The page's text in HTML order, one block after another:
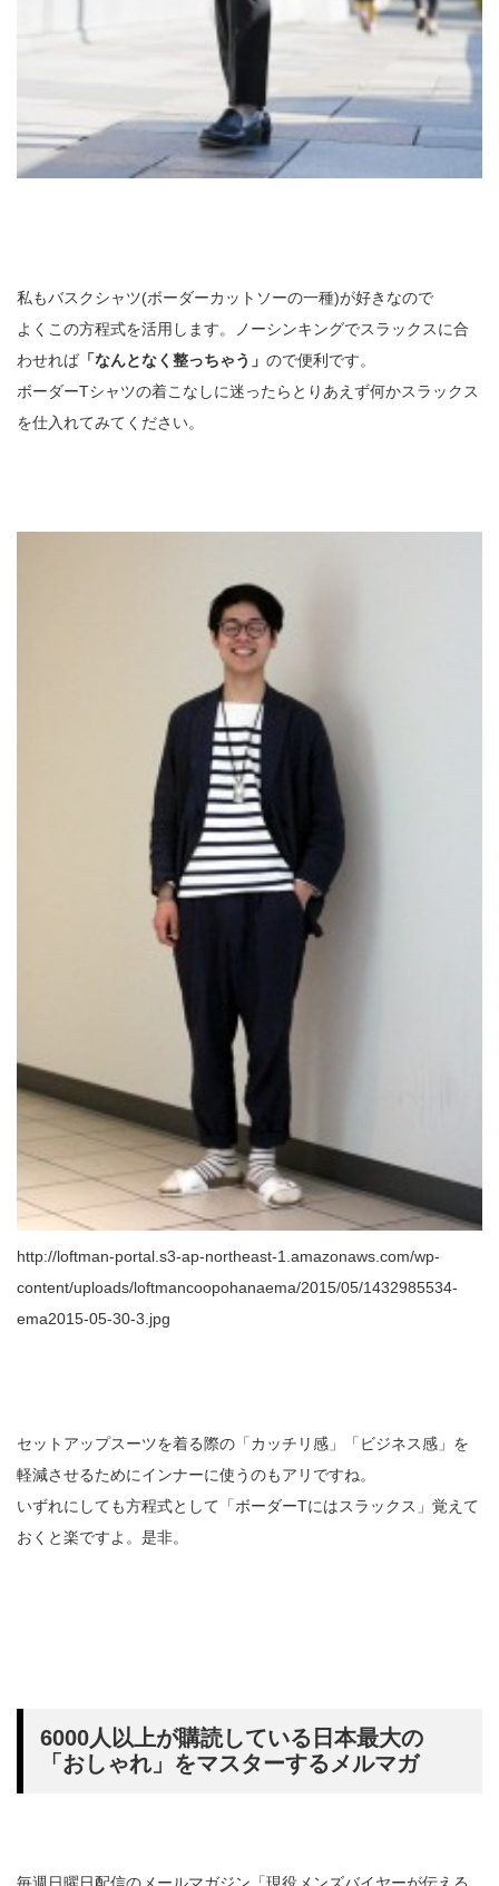
私もバスクシャツ(ボーダーカットソーの一種)が好きなので
よくこの方程式を活用します。ノーシンキングでスラックスに合
わせれば 「なんとなく整っちゃう」 ので便利です。
ボーダーTシャツの着こなしに迷ったらとりあえず何かスラックス
を仕入れてみてください。
http://loftman-portal.s3-ap-northeast-1.amazonaws.com/wp-
content/uploads/loftmancoopohanaema/2015/05/1432985534-
ema2015-05-30-3.jpg
セットアップスーツを着る際の「カッチリ感」「ビジネス感」を
軽減させるためにインナーに使うのもアリですね。
いずれにしても方程式として「ボーダーTにはスラックス」覚えて
おくと楽ですよ。是非。
6000人以上が購読している日本最大の
「おしゃれ」をマスターするメルマガ